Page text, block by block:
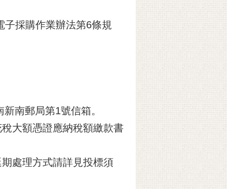
採購作業辦法第6條規
南郵局第1號信箱。
大額憑證應納稅額繳款書
處理方式請詳見投標須